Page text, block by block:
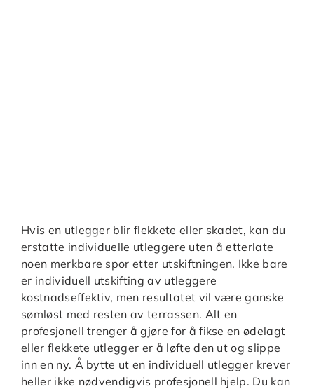
Hvis en utlegger blir flekkete eller skadet, kan du
erstatte individuelle utleggere uten å etterlate
noen merkbare spor etter utskiftningen. Ikke bare
er individuell utskifting av utleggere
kostnadseffektiv, men resultatet vil være ganske
sømløst med resten av terrassen. Alt en
profesjonell trenger å gjøre for å fikse en ødelagt
eller flekkete utlegger er å løfte den ut og slippe
inn en ny. Å bytte ut en individuell utlegger krever
heller ikke nødvendigvis profesjonell hjelp. Du kan